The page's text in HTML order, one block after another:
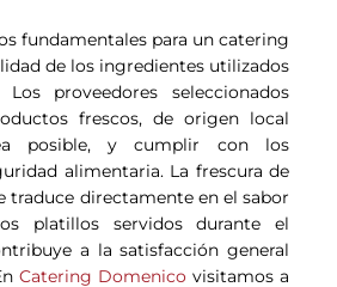
fundamentales para un catering
de los ingredientes utilizados
proveedores seleccionados
frescos, de origen local
posible, y cumplir con los
alimentaria. La frescura de
traduce directamente en el sabor
platillos servidos durante el
a la satisfacción general
Catering Domenico visitamos a